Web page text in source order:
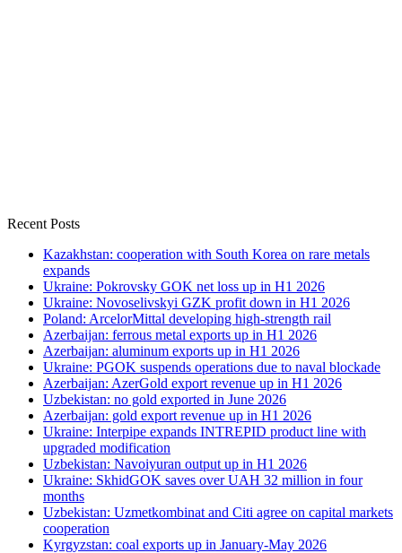
Recent Posts
Kazakhstan: cooperation with South Korea on rare metals
expands
Ukraine: Pokrovsky GOK net loss up in H1 2026
Ukraine: Novoselivskyi GZK profit down in H1 2026
Poland: ArcelorMittal developing high-strength rail
Azerbaijan: ferrous metal exports up in H1 2026
Azerbaijan: aluminum exports up in H1 2026
Ukraine: PGOK suspends operations due to naval blockade
Azerbaijan: AzerGold export revenue up in H1 2026
Uzbekistan: no gold exported in June 2026
Azerbaijan: gold export revenue up in H1 2026
Ukraine: Interpipe expands INTREPID product line with
upgraded modification
Uzbekistan: Navoiyuran output up in H1 2026
Ukraine: SkhidGOK saves over UAH 32 million in four
months
Uzbekistan: Uzmetkombinat and Citi agree on capital markets
cooperation
Kyrgyzstan: coal exports up in January-May 2026